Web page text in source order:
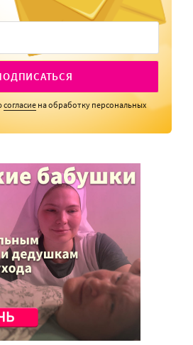
согласие на обработку персональных